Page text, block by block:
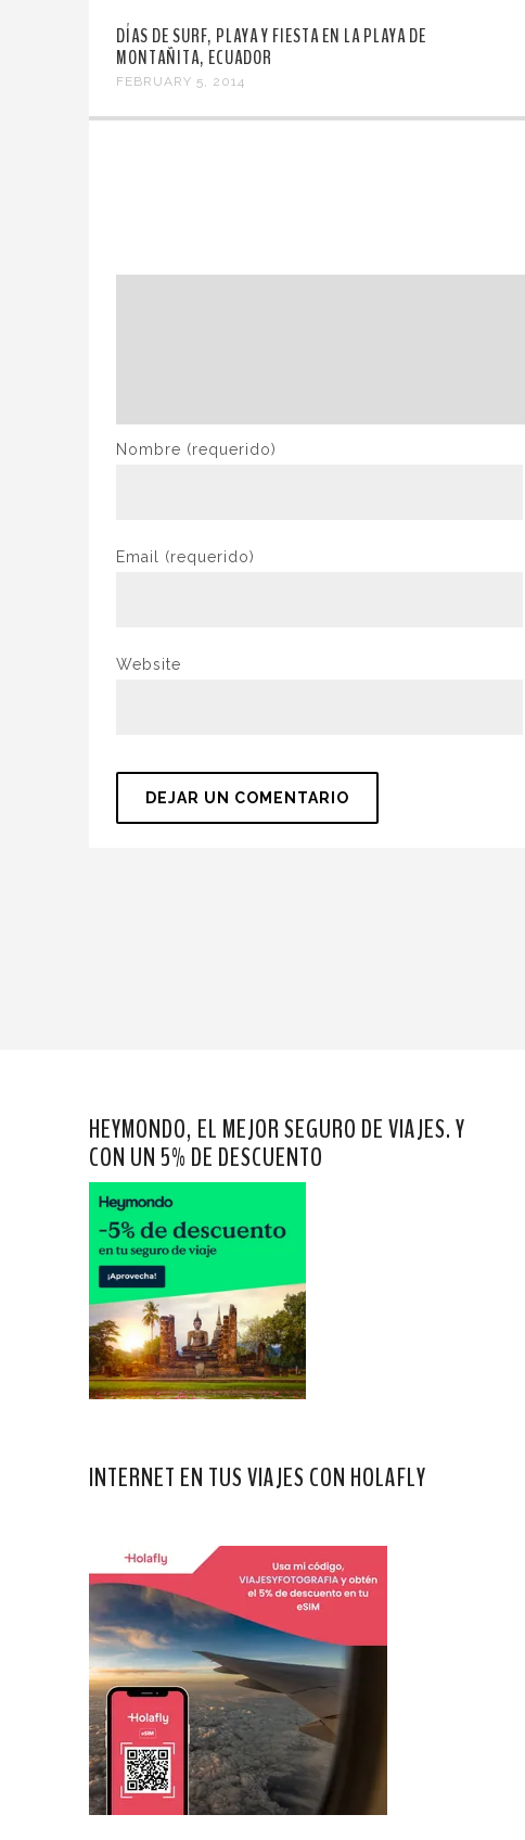
DÍAS DE SURF, PLAYA Y FIESTA EN LA PLAYA DE
MONTAÑITA, ECUADOR
FEBRUARY 5, 2014
Nombre (requerido)
Email (requerido)
Website
HEYMONDO, EL MEJOR SEGURO DE VIAJES. Y
CON UN 5% DE DESCUENTO
INTERNET EN TUS VIAJES CON HOLAFLY